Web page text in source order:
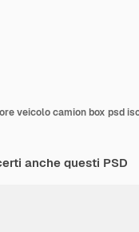
veicolo camion box psd
anche questi PSD